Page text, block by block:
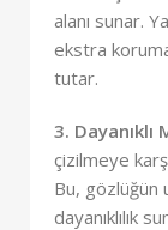
alanı sunar.
ekstra
tutar.
3. Dayanıklı
çizilmeye
Bu, gözlüğün
dayanıklılık